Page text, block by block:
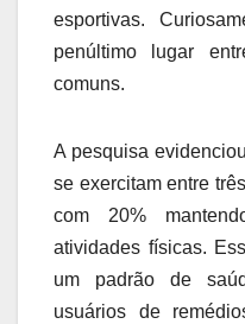
esportivas.
penúltimo lugar
comuns.
A pesquisa
se exercitam entre
com 20%
atividades físicas.
um padrão de
usuários de